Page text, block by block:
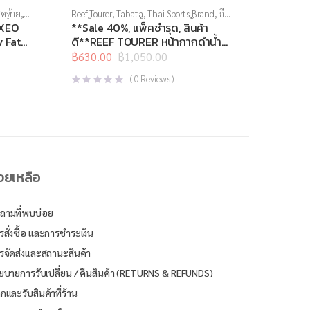
ท้าย,
รื่องชั่ง
Fat
Reef Tourer,Tabata,Thai Sports Brand, กีฬา
ทางน้ำ,หน้ากากดำน้ำ,อุปกรณ์ดำน้ำ
**Sale 40%, แพ็คชำรุด, สินค้า
ดี**REEF TOURER หน้ากากดำน้ำ
ชุด สำหรับเด็กอายุ 4-9 ปี รุ่น
฿1,050.00
Original
price
was:
฿630.00
Current
price
is:
(0 Reviews )
เหลือ
ามที่พบบ่อย
สั่งซื้อ และการชำระเงิน
จัดส่งและสถานะสินค้า
บายการรับเปลี่ยน / คืนสินค้า (RETURNS & REFUNDS)
และรับสินค้าที่ร้าน